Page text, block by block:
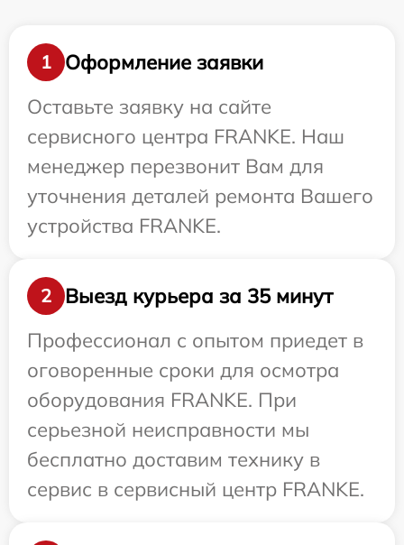
1
Оформление заявки
Оставьте заявку на сайте
сервисного центра FRANKE. Наш
менеджер перезвонит Вам для
уточнения деталей ремонта Вашего
устройства FRANKE.
2
Выезд курьера за 35 минут
Профессионал с опытом приедет в
оговоренные сроки для осмотра
оборудования FRANKE. При
серьезной неисправности мы
бесплатно доставим технику в
сервис в сервисный центр FRANKE.